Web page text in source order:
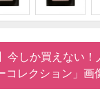
今しか買えない
コレクション」画